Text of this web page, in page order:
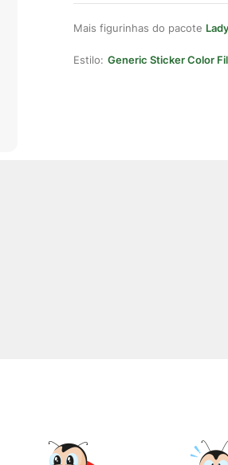
Mais figurinhas do pacote
Estilo: Generic Sticker Color